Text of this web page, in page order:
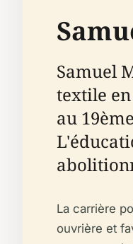
Samuel
textile
au
La carrière
ouvrière et